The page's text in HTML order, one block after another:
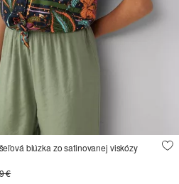
blúzka zo satinovanej viskózy
€